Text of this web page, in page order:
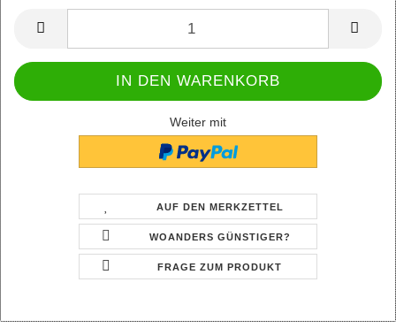
Weiter mit
AUF DEN MERKZETTEL
WOANDERS GÜNSTIGER?
FRAGE ZUM PRODUKT